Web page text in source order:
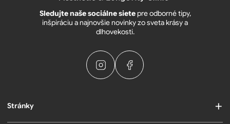
Sledujte naše sociálne sietepre odborné tipy,
inšpiráciu a najnovšie novinky zo sveta krásy a
dlhovekosti.
Stránky